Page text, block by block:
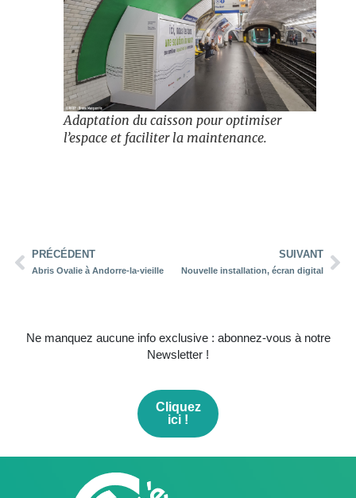
Adaptation du caisson pour optimiser
l’espace et faciliter la maintenance.
PRÉCÉDENT
Abris Ovalie à Andorre-la-vieille
SUIVANT
Nouvelle installation, écran digital
Ne manquez aucune info exclusive : abonnez-vous à notre
Newsletter !
Cliquez
ici !